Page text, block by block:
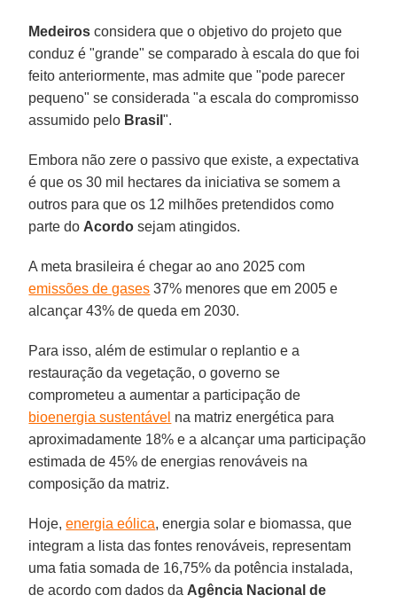
Medeiros considera que o objetivo do projeto que
conduz é "grande" se comparado à escala do que foi
feito anteriormente, mas admite que "pode parecer
pequeno" se considerada "a escala do compromisso
assumido pelo Brasil".
Embora não zere o passivo que existe, a expectativa
é que os 30 mil hectares da iniciativa se somem a
outros para que os 12 milhões pretendidos como
parte do Acordo sejam atingidos.
A meta brasileira é chegar ao ano 2025 com
emissões de gases 37% menores que em 2005 e
alcançar 43% de queda em 2030.
Para isso, além de estimular o replantio e a
restauração da vegetação, o governo se
comprometeu a aumentar a participação de
bioenergia sustentável na matriz energética para
aproximadamente 18% e a alcançar uma participação
estimada de 45% de energias renováveis na
composição da matriz.
Hoje,energia eólica, energia solar e biomassa, que
integram a lista das fontes renováveis, representam
uma fatia somada de 16,75% da potência instalada,
de acordo com dados da Agência Nacional de